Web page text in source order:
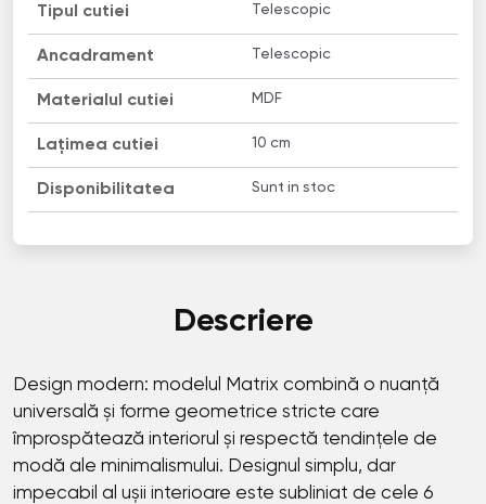
Tipul cutiei Telescopic
Ancadrament Telescopic
Materialul cutiei MDF
Lațimea cutiei 10 сm
Disponibilitatea Sunt in stoc
Descriere
Design modern: modelul Matrix combină o nuanță
universală și forme geometrice stricte care
împrospătează interiorul și respectă tendințele de
modă ale minimalismului. Designul simplu, dar
impecabil al ușii interioare este subliniat de cele 6